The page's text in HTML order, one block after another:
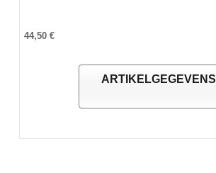
44,50 €
ARTIKELGEGEVENS